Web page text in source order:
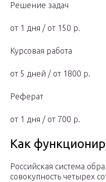
Решение задач
от 1 дня / от 150 р.
Курсовая работа
от 5 дней / от 1800 р.
Реферат
от 1 дня / от 700 р.
Как
Российская система
совокупность четырех